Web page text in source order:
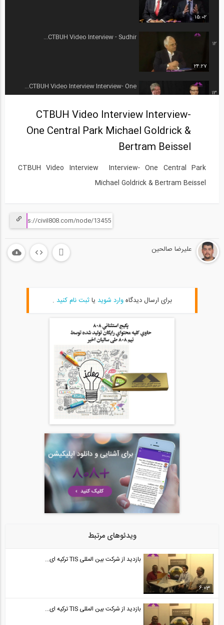
15:02
12
24:27
CTBUH Video Interview - Sudhir...
13
CTBUH Video Interview Interview- One...
16:35
CTBUH 2014 Shanghai Conference
Design...
CTBUH 2014 Shanghai Conference...
16
18:35
19:03
CTBUH 14th Annual Awards Hiroo Mori...
CTBUH 14th Annual Awards Nicholas
E....
CTBUH Video Interview Interview-
One Central Park Michael Goldrick &
Bertram Beissel
CTBUH Video Interview Interview- One Central Park
Michael Goldrick & Bertram Beissel
علیرضا صالحین
برای ارسال دیدگاهوارد شوید یاثبت نام کنید .
ویدئوهای مرتبط
6:03
بازدید از شرکت بین المللی TIS ترکیه ای...
بازدید از شرکت بین المللی TIS ترکیه ای...